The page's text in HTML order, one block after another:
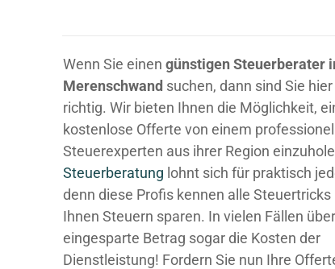
Wenn Sie einen günstigen Steuerberater
Merenschwand suchen, dann sind Sie
richtig. Wir bieten Ihnen die Möglichkeit,
kostenlose Offerte von einem
Steuerexperten aus ihrer Region
Steuerberatung lohnt sich für praktisch
denn diese Profis kennen alle Steuertricks
Ihnen Steuern sparen. In vielen Fällen
eingesparte Betrag sogar die Kosten der
Dienstleistung! Fordern Sie nun Ihre